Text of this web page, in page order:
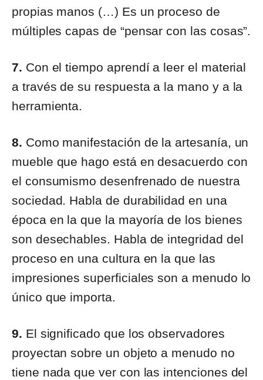
propias manos (…) Es un proceso de
múltiples capas de “pensar con las cosas”.
7. Con el tiempo aprendí a leer el material
a través de su respuesta a la mano y a la
herramienta.
8. Como manifestación de la artesanía, un
mueble que hago está en desacuerdo con
el consumismo desenfrenado de nuestra
sociedad. Habla de durabilidad en una
época en la que la mayoría de los bienes
son desechables. Habla de integridad del
proceso en una cultura en la que las
impresiones superficiales son a menudo lo
único que importa.
9. El significado que los observadores
proyectan sobre un objeto a menudo no
tiene nada que ver con las intenciones del